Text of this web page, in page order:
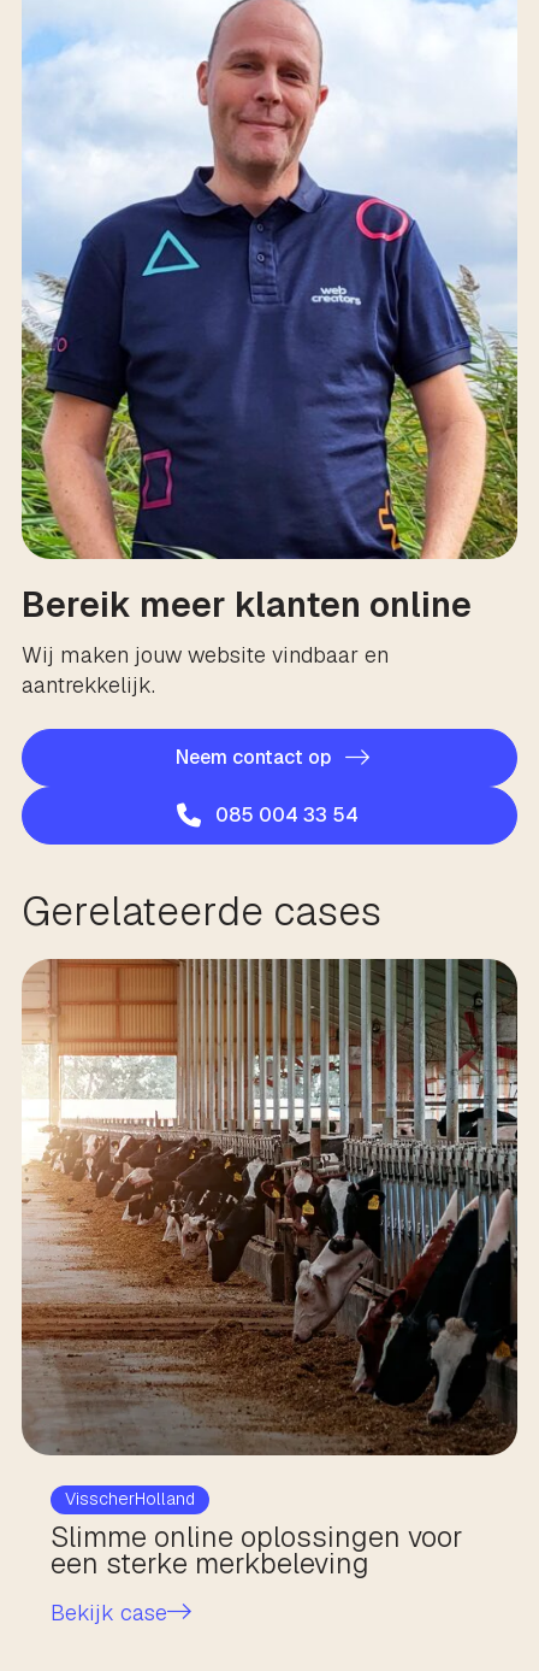
Bereik meer klanten online
Wij maken jouw website vindbaar en
aantrekkelijk.
Neem contact op
085 004 33 54
Gerelateerde cases
VisscherHolland
Slimme online oplossingen voor
een sterke merkbeleving
Bekijk case